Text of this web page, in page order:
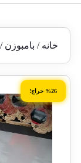
خانه / بامبوزن /
%26 حراج!